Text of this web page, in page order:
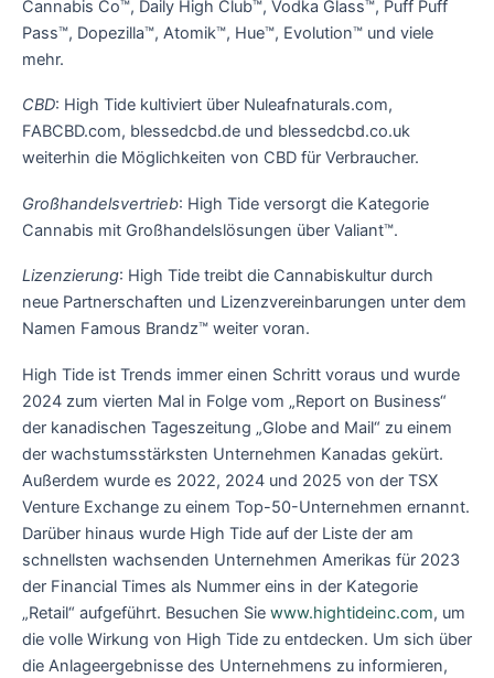
Cannabis Co™, Daily High Club™, Vodka Glass™, Puff Puff
Pass™, Dopezilla™, Atomik™, Hue™, Evolution™ und viele
mehr.
CBD: High Tide kultiviert über Nuleafnaturals.com,
FABCBD.com, blessedcbd.de und blessedcbd.co.uk
weiterhin die Möglichkeiten von CBD für Verbraucher.
Großhandelsvertrieb: High Tide versorgt die Kategorie
Cannabis mit Großhandelslösungen über Valiant™.
Lizenzierung: High Tide treibt die Cannabiskultur durch
neue Partnerschaften und Lizenzvereinbarungen unter dem
Namen Famous Brandz™ weiter voran.
High Tide ist Trends immer einen Schritt voraus und wurde
2024 zum vierten Mal in Folge vom „Report on Business“
der kanadischen Tageszeitung „Globe and Mail“ zu einem
der wachstumsstärksten Unternehmen Kanadas gekürt.
Außerdem wurde es 2022, 2024 und 2025 von der TSX
Venture Exchange zu einem Top-50-Unternehmen ernannt.
Darüber hinaus wurde High Tide auf der Liste der am
schnellsten wachsenden Unternehmen Amerikas für 2023
der Financial Times als Nummer eins in der Kategorie
„Retail“ aufgeführt. Besuchen Sie www.hightideinc.com, um
die volle Wirkung von High Tide zu entdecken. Um sich über
die Anlageergebnisse des Unternehmens zu informieren,